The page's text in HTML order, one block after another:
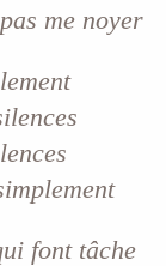
me noyer
font tâche